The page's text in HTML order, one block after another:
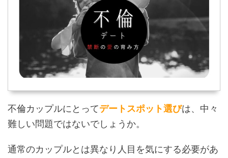
不倫カップルにとってデートスポット選びは、中々
難しい問題ではないでしょうか。
通常のカップルとは異なり人目を気にする必要があ